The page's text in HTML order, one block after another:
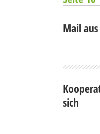
Mail
sich